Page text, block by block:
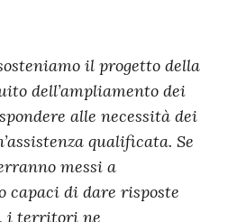
il progetto della
dell’ampliamento dei
alle necessità dei
qualificata. Se
messi a
capaci di dare risposte
i territori ne